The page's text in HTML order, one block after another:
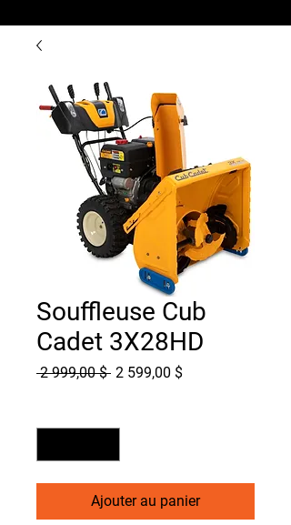
Souffleuse Cub
Cadet 3X28HD
2 999,00 $ Prix
2 599,00 $Prix
Ajouter au panier